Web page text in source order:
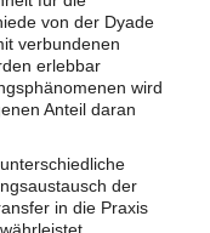
von der Dyade
verbundenen
erlebbar
wird
Anteil daran
der
in die Praxis